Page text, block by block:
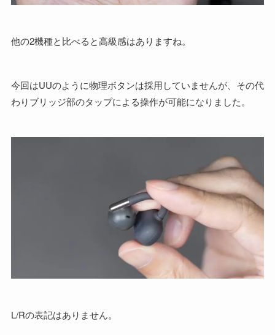
他の2機種と比べると高級感はありますね。
今回はUUのように物理ボタンは採用していませんが、その代
わりブリッジ部のタップによる操作が可能になりました。
L/Rの表記はありません。